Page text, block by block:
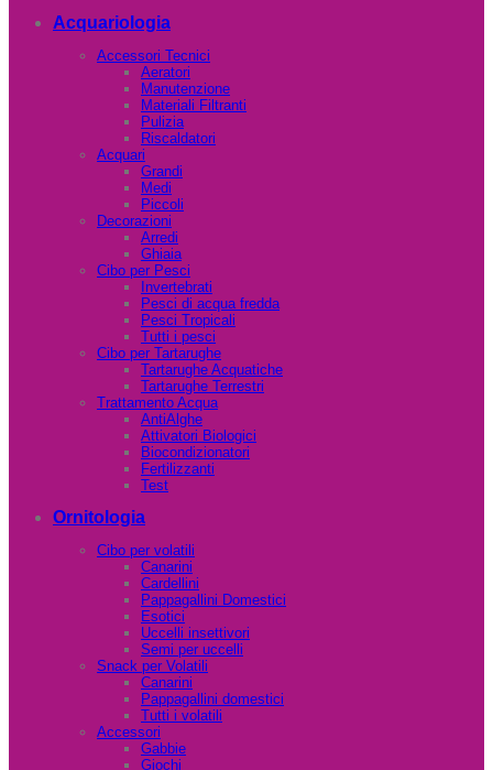
Acquariologia
Accessori Tecnici
Aeratori
Manutenzione
Materiali Filtranti
Pulizia
Riscaldatori
Acquari
Grandi
Medi
Piccoli
Decorazioni
Arredi
Ghiaia
Cibo per Pesci
Invertebrati
Pesci di acqua fredda
Pesci Tropicali
Tutti i pesci
Cibo per Tartarughe
Tartarughe Acquatiche
Tartarughe Terrestri
Trattamento Acqua
AntiAlghe
Attivatori Biologici
Biocondizionatori
Fertilizzanti
Test
Ornitologia
Cibo per volatili
Canarini
Cardellini
Pappagallini Domestici
Esotici
Uccelli insettivori
Semi per uccelli
Snack per Volatili
Canarini
Pappagallini domestici
Tutti i volatili
Accessori
Gabbie
Giochi